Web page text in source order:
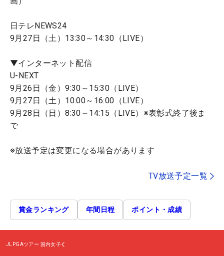
日テレNEWS24
9月27日（土）13:30～14:30（LIVE）
▼インターネット配信
U-NEXT
9月26日（金）9:30～15:30（LIVE）
9月27日（土）10:00～16:00（LIVE）
9月28日（日）8:30～14:15（LIVE）※表彰式終了後ま
で
※放送予定は変更になる場合があります
TV放送予定一覧
賞金ランキング 年間日程 ポイント・成績
JLPGAツアー 国内女子